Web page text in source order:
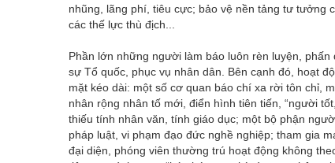
nhũng, lãng phí, tiêu cực; bảo vệ nền tảng tư tưởng
các thế lực thù địch...
Phần lớn những người làm báo luôn rèn luyện,
sự Tổ quốc, phục vụ nhân dân. Bên cạnh đó, hoạt
mặt kéo dài: một số cơ quan báo chí xa rời tôn chỉ,
nhân rộng nhân tố mới, điển hình tiên tiến, “người
thiếu tính nhân văn, tính giáo dục; một bộ phận
pháp luật, vi phạm đạo đức nghề nghiệp; tham gia
đại diện, phóng viên thường trú hoạt động không